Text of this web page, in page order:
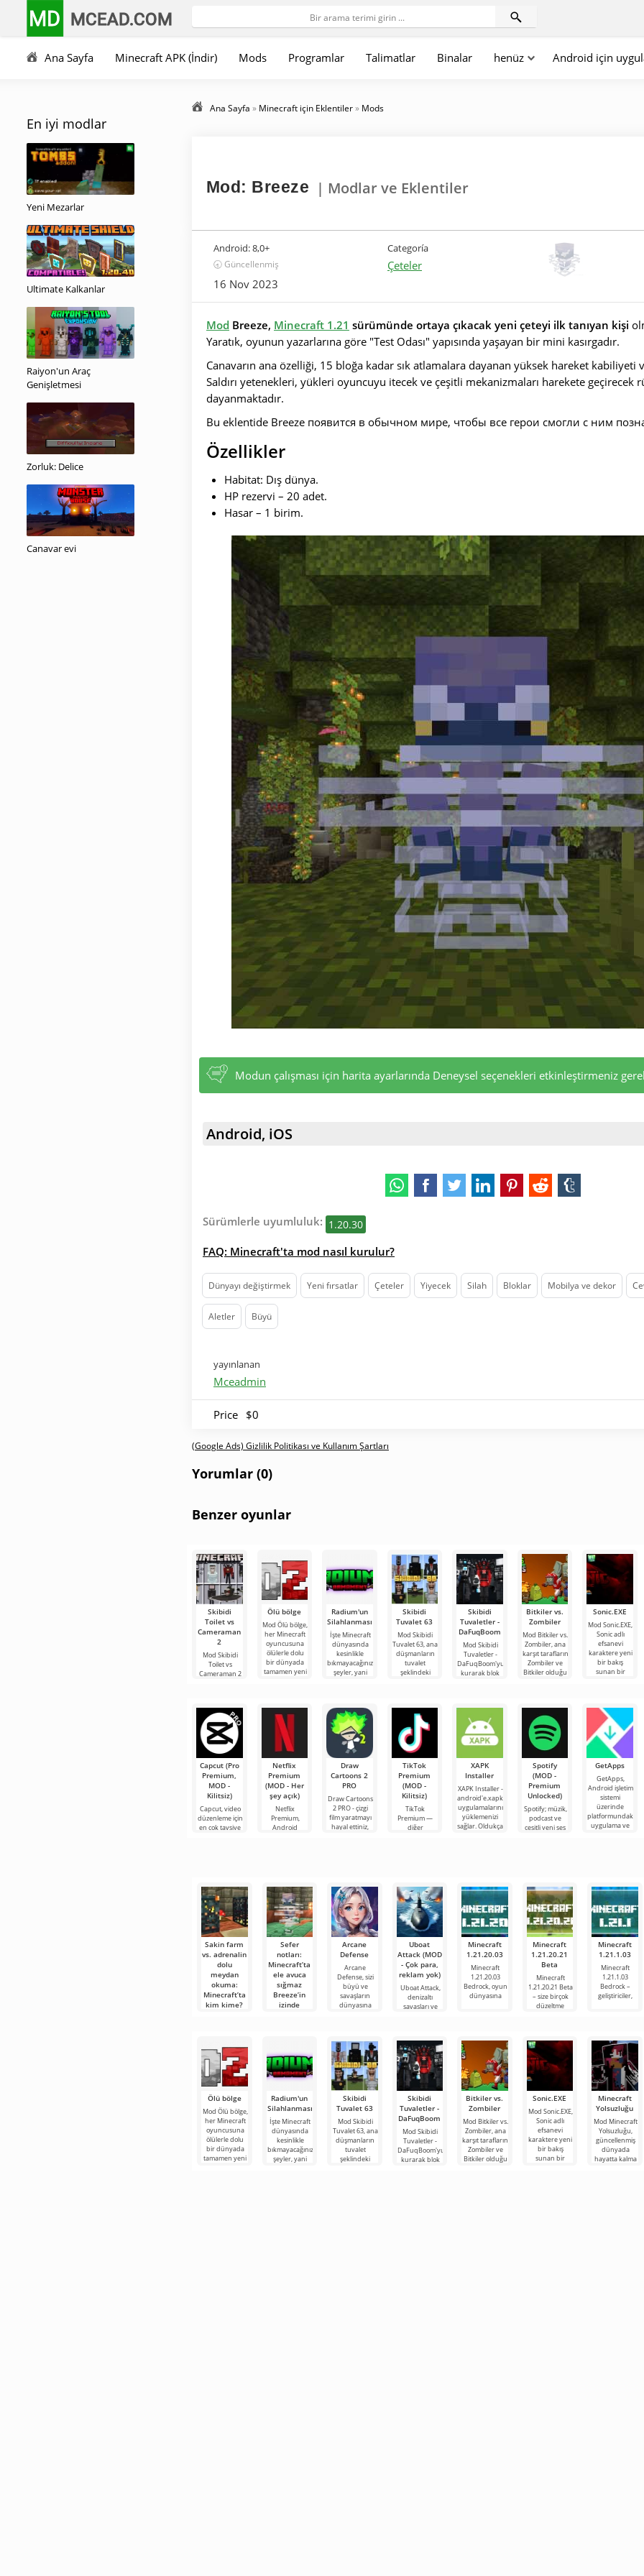
MD MCEAD.COM
Ana Sayfa Minecraft APK (İndir) Mods Programlar Talimatlar Binalar henüz Android için
En iyi modlar
Yeni Mezarlar
Ultimate Kalkanlar
Raiyon'un Araç
Genişletmesi
Zorluk: Delice
Canavar evi
Ana Sayfa » Minecraft için Eklentiler» Mods
Mod: Breeze | Modlar ve Eklentiler
Android:8,0+
🕣 Güncellenmiş
16 Nov 2023
Categoría
Çeteler
Mod Breeze, Minecraft 1.21 sürümünde ortaya çıkacak yeni çeteyi ilk tanıyan kişi
Yaratık, oyunun yazarlarına göre "Test Odası" yapısında yaşayan bir mini kasırgadır.
Canavarın ana özelliği, 15 bloğa kadar sık atlamalara dayanan yüksek hareket kabiliyeti
Saldırı yetenekleri, yükleri oyuncuyu itecek ve çeşitli mekanizmaları harekete geçirecek
dayanmaktadır.
Bu eklentide Breeze появится в обычном мире, чтобы все герои смогли с ним
Özellikler
Habitat: Dış dünya.
HP rezervi – 20 adet.
Hasar – 1 birim.
Modun çalışması için harita ayarlarında Deneysel seçenekleri etkinleştirmeniz
Android, iOS
Sürümlerle uyumluluk: 1.20.30
FAQ: Minecraft'ta mod nasıl kurulur?
Dünyayı değiştirmek Yeni fırsatlar Çeteler Yiyecek Silah Bloklar Mobilya ve dekor
Aletler Büyü
yayınlanan
Mceadmin
Price $0
(Google Ads) Gizlilik Politikası ve Kullanım Şartları
Yorumlar (0)
Benzer oyunlar
Skibidi
Toilet vs
Cameraman
2
Mod Skibidi
Toilet vs
Cameraman 2
karakterlerinin
Ölü bölge
Mod Ölü bölge,
her Minecraft
oyuncusuna
ölülerle dolu
bir dünyada
tamamen yeni
Radium'un
Silahlanması
İşte Minecraft
dünyasında
kesinlikle
bıkmayacağınız
şeyler, yani
Skibidi
Tuvalet 63
Mod Skibidi
Tuvalet 63, ana
düşmanların
tuvalet
şeklindeki
Minecraft için
Skibidi
Tuvaletler -
DaFuqBoom
Mod Skibidi
Tuvaletler -
DaFuqBoom'yu
kurarak blok
olan karikatür
Bitkiler vs.
Zombiler
Mod Bitkiler vs.
Zombiler, ana
karşıt tarafların
Zombiler ve
Bitkiler olduğu
Sonic.EXE
Mod Sonic.EXE,
Sonic adlı
efsanevi
karaktere yeni
bir bakış
sunan bir
Capcut (Pro
Premium,
MOD -
Kilitsiz)
Capcut, video
düzenleme için
en çok tavsiye
Netflix
Premium
(MOD - Her
şey açık)
Netflix
Premium,
Android
Draw
Cartoons 2
PRO
Draw Cartoons
2 PRO - çizgi
film yaratmayı
hayal ettiniz,
TikTok
Premium
(MOD -
Kilitsiz)
TikTok
Premium —
diğer
sağlayan
XAPK
Installer
XAPK Installer -
android'e.xapk
uygulamalarını
yüklemenizi
sağlar. Oldukça
Spotify
(MOD -
Premium
Unlocked)
Spotify; müzik,
podcast ve
çeşitli yeni ses
GetApps
GetApps,
Android işletim
sistemi
üzerinde
platformundaki
uygulama ve
Sakin farm
vs. adrenalin
dolu
meydan
okuma:
Minecraft’ta
kim kime?
iki dünya —
Sefer
notları:
Minecraft’ta
ele avuca
sığmaz
Breeze’in
izinde
yazıyı
Arcane
Defense
Arcane
Defense, sizi
büyü ve
savaşların
dünyasına
Uboat
Attack (MOD
- Çok para,
reklam yok)
Uboat Attack,
denizaltı
savaşları ve
Minecraft
1.21.20.03
Minecraft
1.21.20.03
Bedrock, oyun
dünyasına
Minecraft
1.21.20.21
Beta
Minecraft
1.21.20.21 Beta
– size birçok
düzeltme
Minecraft
1.21.1.03
Minecraft
1.21.1.03
Bedrock –
geliştiriciler,
Ölü bölge
Mod Ölü bölge,
her Minecraft
oyuncusuna
ölülerle dolu
bir dünyada
tamamen yeni
Radium'un
Silahlanması
İşte Minecraft
dünyasında
kesinlikle
bıkmayacağınız
şeyler, yani
Skibidi
Tuvalet 63
Mod Skibidi
Tuvalet 63, ana
düşmanların
tuvalet
şeklindeki
Skibidi
Tuvaletler -
DaFuqBoom
Mod Skibidi
Tuvaletler -
DaFuqBoom'yu
kurarak blok
Bitkiler vs.
Zombiler
Mod Bitkiler vs.
Zombiler, ana
karşıt tarafların
Zombiler ve
Bitkiler olduğu
Sonic.EXE
Mod Sonic.EXE,
Sonic adlı
efsanevi
karaktere yeni
bir bakış
sunan bir
Minecraft
Yolsuzluğu
Mod Minecraft
Yolsuzluğu,
güncellenmiş
dünyada
hayatta kalma